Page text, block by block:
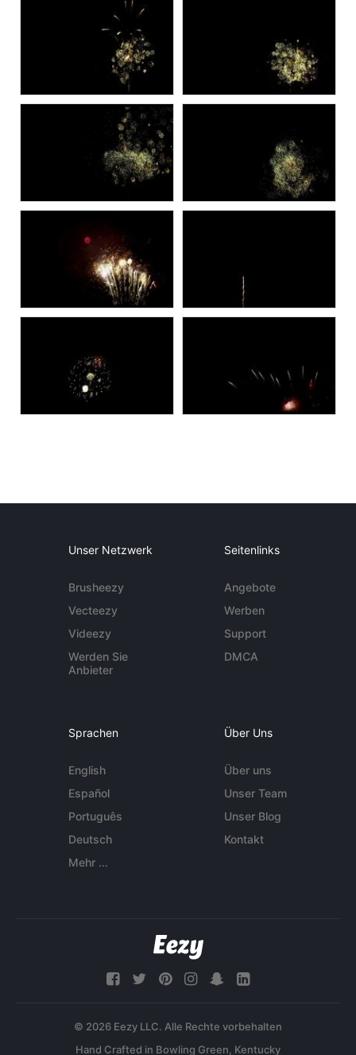
Unser Netzwerk
Brusheezy
Vecteezy
Videezy
Werden Sie
Anbieter
Seitenlinks
Angebote
Werben
Support
DMCA
Sprachen
English
Español
Português
Deutsch
Mehr ...
Über Uns
Über uns
Unser Team
Unser Blog
Kontakt
© 2026 Eezy LLC. Alle Rechte vorbehalten